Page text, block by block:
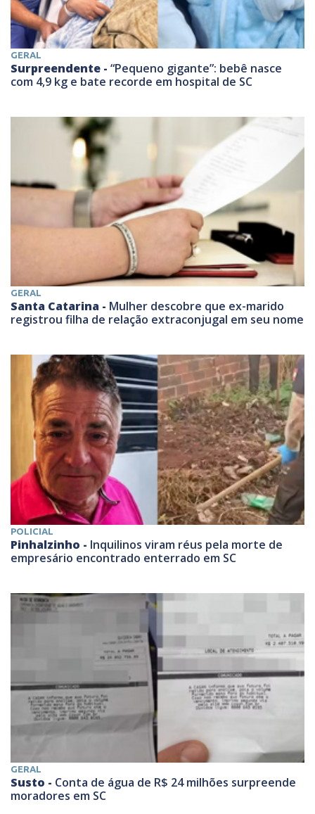
GERAL
Surpreendente - “Pequeno gigante”: bebê nasce
com 4,9 kg e bate recorde em hospital de SC
GERAL
Santa Catarina - Mulher descobre que ex-marido
registrou filha de relação extraconjugal em seu nome
POLICIAL
Pinhalzinho - Inquilinos viram réus pela morte de
empresário encontrado enterrado em SC
GERAL
Susto - Conta de água de R$ 24 milhões surpreende
moradores em SC